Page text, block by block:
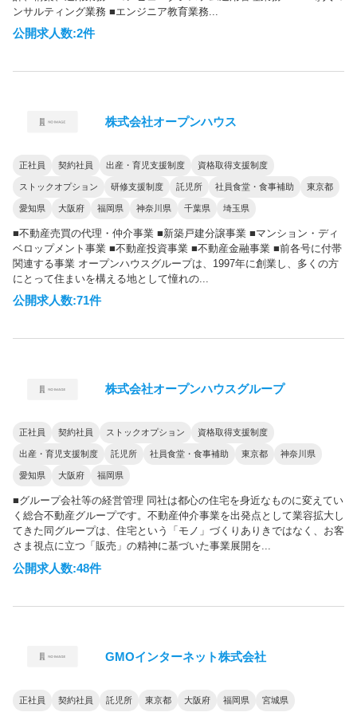
ンサルティング業務 ■エンジニア教育業務...
公開求人数:2件
株式会社オープンハウス
正社員 契約社員 出産・育児支援制度 資格取得支援制度
ストックオプション 研修支援制度 託児所 社員食堂・食事補助 東京都
愛知県 大阪府 福岡県 神奈川県 千葉県 埼玉県
■不動産売買の代理・仲介事業 ■新築戸建分譲事業 ■マンション・ディ
ベロップメント事業 ■不動産投資事業 ■不動産金融事業 ■前各号に付帯
関連する事業 オープンハウスグループは、1997年に創業し、多くの方
にとって住まいを構える地として憧れの...
公開求人数:71件
株式会社オープンハウスグループ
正社員 契約社員 ストックオプション 資格取得支援制度
出産・育児支援制度 託児所 社員食堂・食事補助 東京都 神奈川県
愛知県 大阪府 福岡県
■グループ会社等の経営管理 同社は都心の住宅を身近なものに変えてい
く総合不動産グループです。不動産仲介事業を出発点として業容拡大し
てきた同グループは、住宅という「モノ」づくりありきではなく、お客
さま視点に立つ「販売」の精神に基づいた事業展開を...
公開求人数:48件
GMOインターネット株式会社
正社員 契約社員 託児所 東京都 大阪府 福岡県 宮城県